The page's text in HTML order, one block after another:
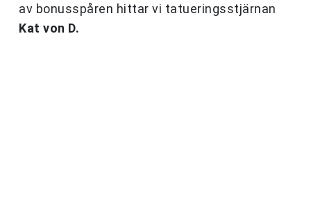
av bonusspåren hittar vi tatueringsstjärnan
Kat von D.